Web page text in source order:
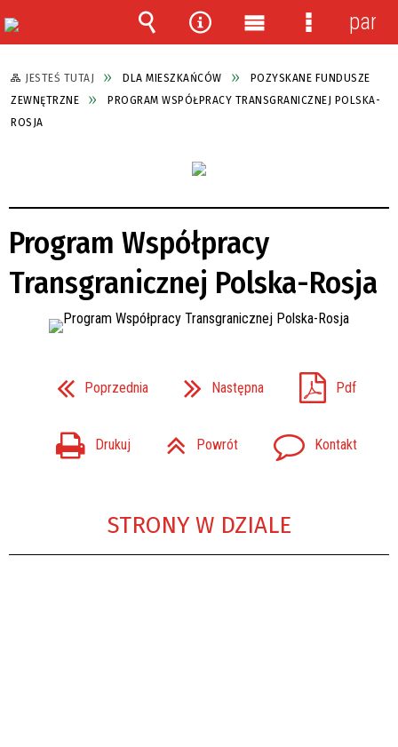
JESTEŚ TUTAJ DLA MIESZKAŃCÓW
POZYSKANE FUNDUSZE
ZEWNĘTRZNE
PROGRAM WSPÓŁPRACY TRANSGRANICZNEJ POLSKA-
ROSJA
Program Współpracy
Transgranicznej Polska-Rosja
Poprzednia Następna Pdf
Drukuj Powrót Kontakt
STRONY W DZIALE
Wyszukiwarka
Narzędzia
Menu
główne
Menu
panel